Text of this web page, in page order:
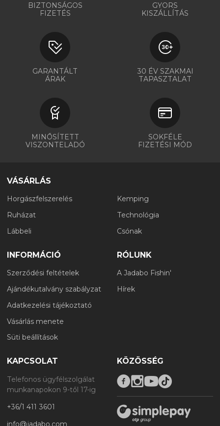
BIZTONSÁGOS
FIZETÉS
GYORS
KISZÁLLÍTÁS
GARANTÁLT
ÁRAK
30 ÉV SZAKMAI
TAPASZTALAT
MINŐSÍTETT
VISZONTELADÓ
SOKFÉLE
FIZETÉSI MÓD
VÁSÁRLÁS
Horgászfelszerelés
Ruházat
Lábbeli
Kemping
Technológia
Csónak
INFORMÁCIÓ
Szerződési feltételek
Ajándékutalvány szabályzat
Adatkezelési tájékoztató
Vásárlás menete
Süti beállítások
RÓLUNK
A Jadabo Fishin'
Hírek
KAPCSOLAT
Telefonos ügyfélszolgálat
munkanapokon 9-től 17-ig
+36/1 411 3601
KÖZÖSSÉG